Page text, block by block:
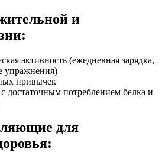
и
активность (ежедневная зарядка,
упражнения)
привычек
достаточным потреблением белка и
для